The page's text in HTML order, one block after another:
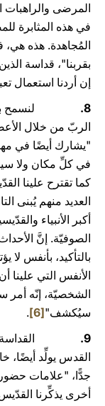
المرضى والراهبات
في هذه المثابرة
المُجاهدة. هذه
بقربنا"، قداسة
إن أردنا استعمال
8.
لنسمح
الربّ من خلال
"يشارك أيضًا في
في كلِّ مكان ولا
كما تقترح علينا
العديد منهم يُبنى
أكبر الأنبياء
الصوفيّة. إنَّ
بالتأكيد، بأنفس
الأنفس التي علينا
الشخصيّة، إنّه
سيُكشف"[6]
.
9.
القدس يولِّد أيضًا،
جدًّا، "علامات
أخرى يذكِّرنا